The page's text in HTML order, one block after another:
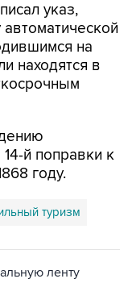
указ,
на
находятся в
й поправки к
году.
туризм
ленту